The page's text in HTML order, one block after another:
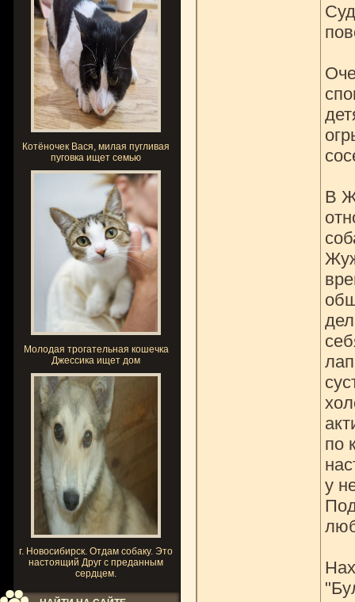
Котёночек Вася, милая пугливая
пуговка ищет семью
Молодая трогательная кошечка
Джессика ищет дом
г. Новосибирск. Отдам собаку. Это
настоящий Друг с преданным
сердцем.
В
по
у